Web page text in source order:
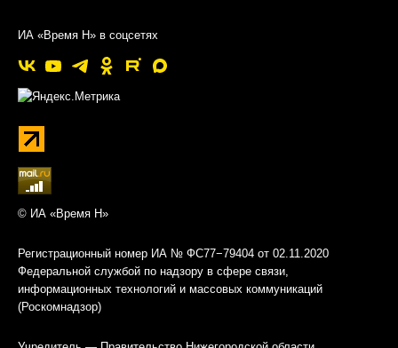
ИА «Время Н» в соцсетях
© ИА «Время Н»
Регистрационный номер ИА № ФС77−79404 от 02.11.2020
Федеральной службой по надзору в сфере связи,
информационных технологий и массовых коммуникаций
(Роскомнадзор)